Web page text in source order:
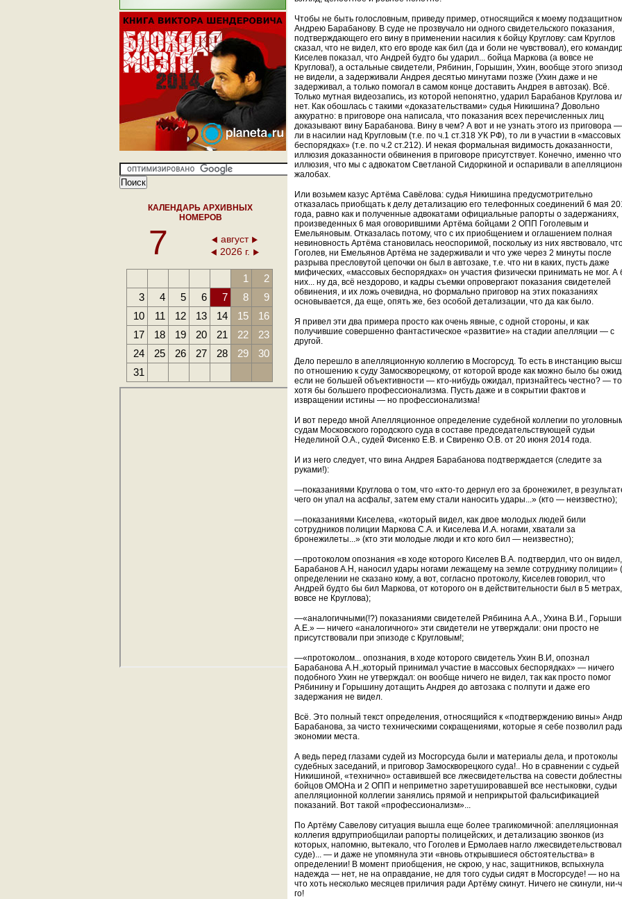
КАЛЕНДАРЬ АРХИВНЫХ
НОМЕРОВ
7
август
2026 г.
1
2
3
4 5 6 7 8
9
10
11 12 13 14 15
16
17
18 19 20 21 22
23
24
25 26 27 28 29
30
31
Чтобы не быть голословным, приведу пример, относящийся к моему
Андрею Барабанову. В суде не прозвучало ни одного свидетельского показания,
подтверждающего его вину в применении насилия к бойцу Круглову: сам Круглов
сказал, что не видел, кто его вроде как бил (да и боли не чувствовал), его
Киселев показал, что Андрей будто бы ударил... бойца Маркова (а вовсе не
Круглова!), а остальные свидетели, Рябинин, Горышин, Ухин, вообще этого
не видели, а задерживали Андрея десятью минутами позже (Ухин даже и не
задерживал, а только помогал в самом конце доставить Андрея в автозак). Всё.
Только мутная видеозапись, из которой непонятно, ударил Барабанов Круглова
нет. Как обошлась с такими «доказательствами» судья Никишина? Довольно
аккуратно: в приговоре она написала, что показания всех перечисленных лиц
доказывают вину Барабанова. Вину в чем? А вот и не узнать этого из приговора
ли в насилии над Кругловым (т.е. по ч.1 ст.318 УК РФ), то ли в участии в «массовых
беспорядках» (т.е. по ч.2 ст.212). И некая формальная видимость доказанности,
иллюзия доказанности обвинения в приговоре присутствует. Конечно, именно что
иллюзия, что мы с адвокатом Светланой Сидоркиной и оспаривали в
жалобах.
Или возьмем казус Артёма Савёлова: судья Никишина предусмотрительно
отказалась приобщать к делу детализацию его телефонных соединений 6 мая
года, равно как и полученные адвокатами официальные рапорты о задержаниях,
произведенных 6 мая оговорившими Артёма бойцами 2 ОПП Гоголевым и
Емельяновым. Отказалась потому, что с их приобщением и оглашением полная
невиновность Артёма становилась неоспоримой, поскольку из них явствовало,
Гоголев, ни Емельянов Артёма не задерживали и что уже через 2 минуты после
разрыва пресловутой цепочки он был в автозаке, т.е. что ни в каких, пусть даже
мифических, «массовых беспорядках» он участия физически принимать не мог. А
них... ну да, всё нездорово, и кадры съемки опровергают показания свидетелей
обвинения, и их ложь очевидна, но формально приговор на этих показаниях
основывается, да еще, опять же, без особой детализации, что да как было.
Я привел эти два примера просто как очень явные, с одной стороны, и как
получившие совершенно фантастическое «развитие» на стадии апелляции — с
другой.
Дело перешло в апелляционную коллегию в Мосгорсуд. То есть в инстанцию
по отношению к суду Замоскворецкому, от которой вроде как можно было бы
если не большей объективности — кто-нибудь ожидал, признайтесь честно? — то
хотя бы большего профессионализма. Пусть даже и в сокрытии фактов и
извращении истины — но профессионализма!
И вот передо мной Апелляционное определение судебной коллегии по
судам Московского городского суда в составе председательствующей судьи
Неделиной О.А., судей Фисенко Е.В. и Свиренко О.В. от 20 июня 2014 года.
И из него следует, что вина Андрея Барабанова подтверждается (следите за
руками!):
—показаниями Круглова о том, что «кто-то дернул его за бронежилет, в
чего он упал на асфальт, затем ему стали наносить удары...» (кто — неизвестно);
—показаниями Киселева, «который видел, как двое молодых людей били
сотрудников полиции Маркова С.А. и Киселева И.А. ногами, хватали за
бронежилеты...» (кто эти молодые люди и кто кого бил — неизвестно);
—протоколом опознания «в ходе которого Киселев В.А. подтвердил, что он видел,
Барабанов А.Н, наносил удары ногами лежащему на земле сотруднику полиции»
определении не сказано кому, а вот, согласно протоколу, Киселев говорил, что
Андрей будто бы бил Маркова, от которого он в действительности был в 5
вовсе не Круглова);
—«аналогичными(!?) показаниями свидетелей Рябинина А.А., Ухина В.И.,
А.Е.» — ничего «аналогичного» эти свидетели не утверждали: они просто не
присутствовали при эпизоде с Кругловым!;
—«протоколом... опознания, в ходе которого свидетель Ухин В.И, опознал
Барабанова А.Н.,который принимал участие в массовых беспорядках» — ничего
подобного Ухин не утверждал: он вообще ничего не видел, так как просто помог
Рябинину и Горышину дотащить Андрея до автозака с полпути и даже его
задержания не видел.
Всё. Это полный текст определения, относящийся к «подтверждению вины»
Барабанова, за чисто техническими сокращениями, которые я себе позволил
экономии места.
А ведь перед глазами судей из Мосгорсуда были и материалы дела, и протоколы
судебных заседаний, и приговор Замоскворецкого суда!.. Но в сравнении с судьей
Никишиной, «технично» оставившей все лжесвидетельства на совести
бойцов ОМОНа и 2 ОПП и неприметно заретушировавшей все нестыковки, судьи
апелляционной коллегии занялись прямой и неприкрытой фальсификацией
показаний. Вот такой «профессионализм»...
По Артёму Савелову ситуация вышла еще более трагикомичной: апелляционная
коллегия вдругприобщилаи рапорты полицейских, и детализацию звонков (из
которых, напомню, вытекало, что Гоголев и Ермолаев нагло
суде)... — и даже не упомянула эти «вновь открывшиеся обстоятельства» в
определении! В момент приобщения, не скрою, у нас, защитников, вспыхнула
надежда — нет, не на оправдание, не для того судьи сидят в Мосгорсуде! — но на
что хоть несколько месяцев приличия ради Артёму скинут. Ничего не скинули, ни-
го!